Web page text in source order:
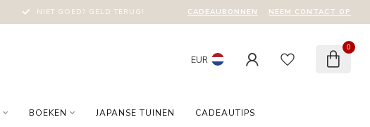
NIET GOED? GELD TERUG! CADEAUBONNEN NEEM CONTACT OP
EUR
0
BOEKEN JAPANSE TUINEN CADEAUTIPS